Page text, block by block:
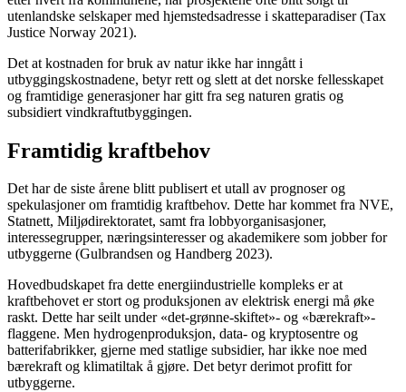
utenlandske selskaper med hjemstedsadresse i skatteparadiser (Tax
Justice Norway 2021).
Det at kostnaden for bruk av natur ikke har inngått i
utbyggingskostnadene, betyr rett og slett at det norske fellesskapet
og framtidige generasjoner har gitt fra seg naturen gratis og
subsidiert vindkraftutbyggingen.
Framtidig kraftbehov
Det har de siste årene blitt publisert et utall av prognoser og
spekulasjoner om framtidig kraftbehov. Dette har kommet fra NVE,
Statnett, Miljødirektoratet, samt fra lobbyorganisasjoner,
interessegrupper, næringsinteresser og akademikere som jobber for
utbyggerne (Gulbrandsen og Handberg 2023).
Hovedbudskapet fra dette energiindustrielle kompleks er at
kraftbehovet er stort og produksjonen av elektrisk energi må øke
raskt. Dette har seilt under «det-grønne-skiftet»- og «bærekraft»-
flaggene. Men hydrogenproduksjon, data- og kryptosentre og
batterifabrikker, gjerne med statlige subsidier, har ikke noe med
bærekraft og klimatiltak å gjøre. Det betyr derimot profitt for
utbyggerne.